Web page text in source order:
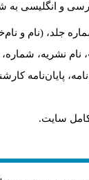
و انگلیسی به
جلد، (نام و
نام نشریه،
پایان‌نامه
کامل سایت.